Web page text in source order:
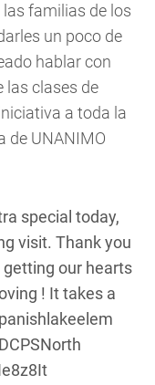
familias de los
un poco de
hablar con
las clases de
a toda la
de UNANIMO
special today,
visit. Thank you
our hearts
! It takes a